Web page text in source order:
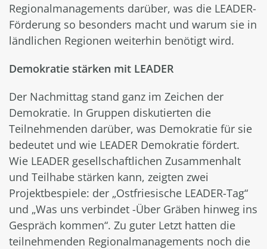
Regionalmanagements darüber, was die LEADER-
Förderung so besonders macht und warum sie in
ländlichen Regionen weiterhin benötigt wird.
Demokratie stärken mit LEADER
Der Nachmittag stand ganz im Zeichen der
Demokratie. In Gruppen diskutierten die
Teilnehmenden darüber, was Demokratie für sie
bedeutet und wie LEADER Demokratie fördert.
Wie LEADER gesellschaftlichen Zusammenhalt
und Teilhabe stärken kann, zeigten zwei
Projektbespiele: der „Ostfriesische LEADER-Tag“
und „Was uns verbindet -Über Gräben hinweg ins
Gespräch kommen“. Zu guter Letzt hatten die
teilnehmenden Regionalmanagements noch die